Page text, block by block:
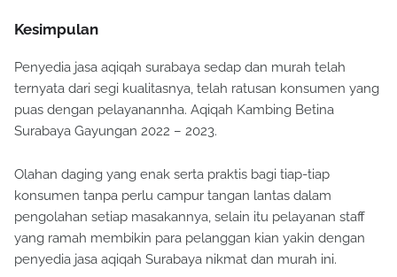
Kesimpulan
Penyedia jasa aqiqah surabaya sedap dan murah telah
ternyata dari segi kualitasnya, telah ratusan konsumen yang
puas dengan pelayanannha. Aqiqah Kambing Betina
Surabaya Gayungan 2022 – 2023.
Olahan daging yang enak serta praktis bagi tiap-tiap
konsumen tanpa perlu campur tangan lantas dalam
pengolahan setiap masakannya, selain itu pelayanan staff
yang ramah membikin para pelanggan kian yakin dengan
penyedia jasa aqiqah Surabaya nikmat dan murah ini.